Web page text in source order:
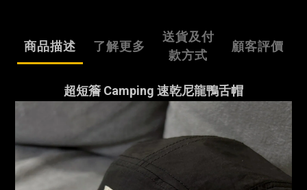
商品描述 了解更多
送貨及付
款方式
顧客評價
超短簷 Camping 速乾尼龍鴨舌帽